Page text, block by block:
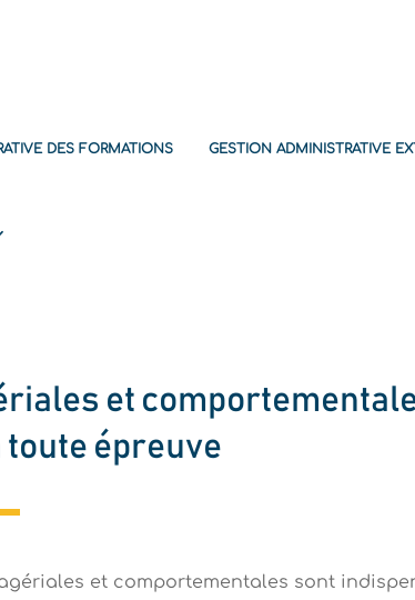
DES FORMATIONS GESTION ADMINISTRATIVE
et
toute épreuve
et comportementales sont